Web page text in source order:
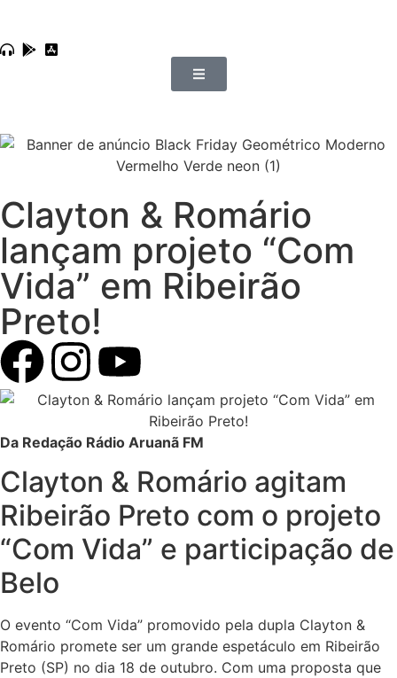
Clayton & Romário
lançam projeto “Com
Vida” em Ribeirão
Preto!
Da Redação Rádio Aruanã FM
Clayton & Romário agitam
Ribeirão Preto com o projeto
“Com Vida” e participação de
Belo
O evento “Com Vida” promovido pela dupla Clayton &
Romário promete ser um grande espetáculo em Ribeirão
Preto (SP) no dia 18 de outubro. Com uma proposta que